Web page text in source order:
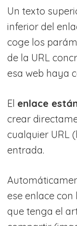
Un texto
inferior del
coge los
de la URL
esa web haya
El enlace
crear
cualquier URL
entrada.
ese enlace
que tenga el